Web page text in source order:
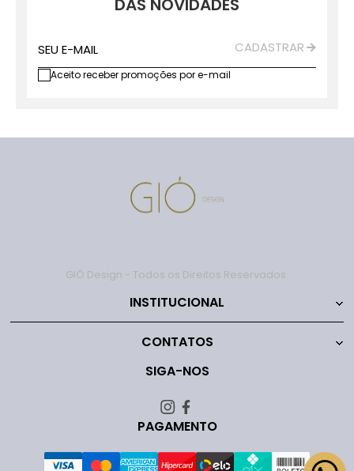
DAS NOVIDADES
SEU E-MAIL CADASTRAR
Aceito receber promoções por e-mail
GIÓ Design - Todos os Direitos Reservados.
INSTITUCIONAL
CONTATOS
SIGA-NOS
PAGAMENTO